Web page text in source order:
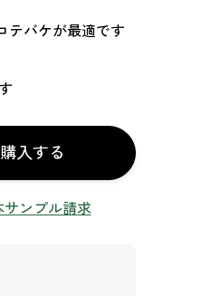
テバケが最適です
入する
ンプル請求